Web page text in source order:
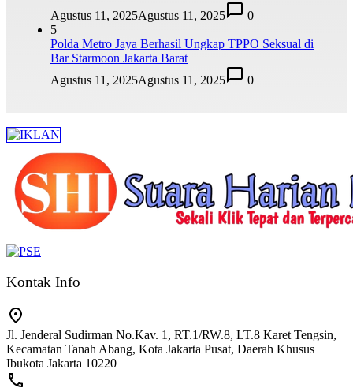
Agustus 11, 2025Agustus 11, 2025
0
5
Polda Metro Jaya Berhasil Ungkap TPPO Seksual di
Bar Starmoon Jakarta Barat
Agustus 11, 2025Agustus 11, 2025 0
Kontak Info
Jl. Jenderal Sudirman No.Kav. 1, RT.1/RW.8, LT.8 Karet Tengsin,
Kecamatan Tanah Abang, Kota Jakarta Pusat, Daerah Khusus
Ibukota Jakarta 10220